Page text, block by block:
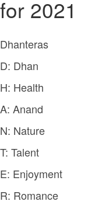
for 2021
Dhanteras
D: Dhan
H: Health
A: Anand
N: Nature
T: Talent
E: Enjoyment
R: Romance